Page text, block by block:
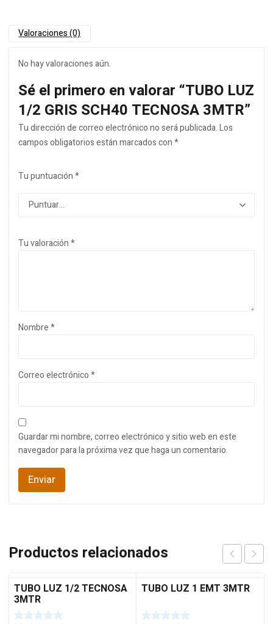
Valoraciones (0)
No hay valoraciones aún.
Sé el primero en valorar “TUBO LUZ
1/2 GRIS SCH40 TECNOSA 3MTR”
Tu dirección de correo electrónico no será publicada.Los
campos obligatorios están marcados con*
Tu puntuación*
Tu valoración*
Nombre*
Correo electrónico*
Guardar mi nombre, correo electrónico y sitio web en este
navegador para la próxima vez que haga un comentario.
Productos relacionados
TUBO LUZ 1/2 TECNOSA
3MTR
TUBO LUZ 1 EMT 3MTR